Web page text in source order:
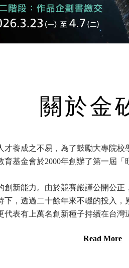
關於金
養成之不易，為了鼓勵大專院
基金會於2000年創辦了第一屆
新能力。由於競賽嚴謹公開公
，透過二十餘年來不輟的投入
表有上萬名創新種子持續在台灣
Read More